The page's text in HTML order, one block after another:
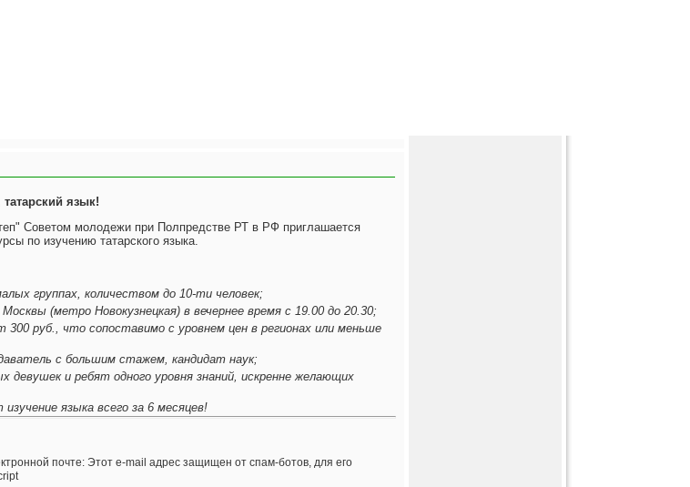
язык!
Советом молодежи при Полпредстве РТ в РФ приглашается
по изучению татарского языка.
группах, количеством до 10-ти человек;
(метро Новокузнецкая) в вечернее время с 19.00 до 20.30;
руб., что сопоставимо с уровнем цен в регионах или меньше
с большим стажем, кандидат наук;
девушек и ребят одного уровня знаний, искренне желающих
языка всего за 6 месяцев!
почте: Этот e-mail адрес защищен от спам-ботов, для его